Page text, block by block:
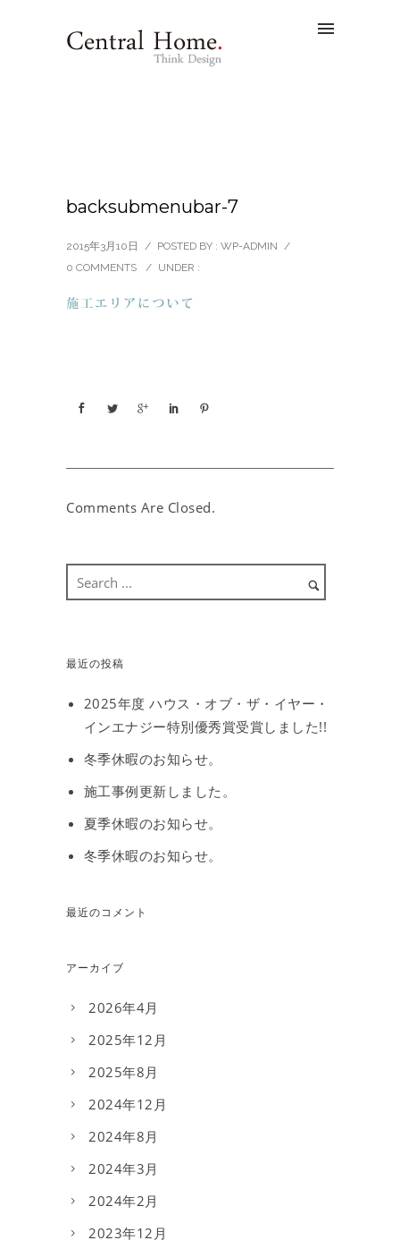
backsubmenubar-7
2015年3月10日 / POSTED BY : WP-ADMIN /
0 COMMENTS
/ UNDER :
Comments Are Closed.
最近の投稿
2025年度 ハウス・オブ・ザ・イヤー・
インエナジー特別優秀賞受賞しました!!
冬季休暇のお知らせ。
施工事例更新しました。
夏季休暇のお知らせ。
冬季休暇のお知らせ。
最近のコメント
アーカイブ
2026年4月
2025年12月
2025年8月
2024年12月
2024年8月
2024年3月
2024年2月
2023年12月